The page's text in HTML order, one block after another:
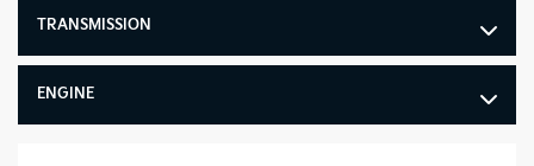
Poids brut du véhicule :
Dégagement pour la tête
TRANSMISSION
ENGINE